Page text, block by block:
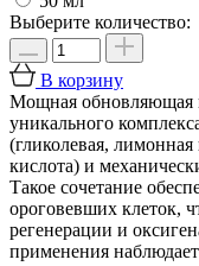
Выберите количество:
В корзину
Мощная обновляющая
уникального
(гликолевая,
кислота) и
Такое сочетание
ороговевших клеток,
регенерации и
применения